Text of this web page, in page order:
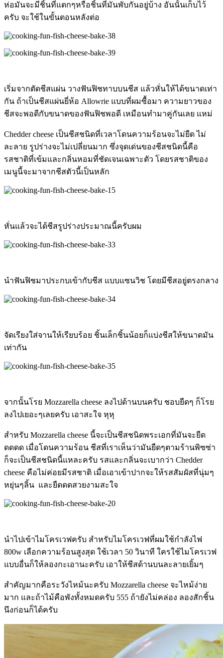
ห่อมันจะมีชิ้นที่แตกๆหรือชิ้นที่มันพับกันอยู่บ้าง อันนั้นเก็บไว้
ครับ จะใช้ในขั้นตอนหลังต่อ
เริ่มจากตัดชีสแผ่น วางฟันฟิชทาบบนชีส แล้วหั่นให้ได้ขนาดเท่า
กัน ถ้าเป็นชีสแผ่นยี่ห้อ Allowrie แบบที่ผมซื้อมา ความยาวของ
ชีสจะพอดีกับขนาดของฟันฟิชพอดี เหมือนทำมาคู่กันเลย แหม่
Chedder cheese เป็นชีสชนิดที่เวลาโดนความร้อนจะไม่ยืด ไม่
ละลาย รูปร่างจะไม่เปลี่ยนมาก ซึ่งจุดเด่นของชีสชนิดนี้คือ
รสชาติที่เข้มและกลิ่นหอมที่ชัดเจนเฉพาะตัว โดยรสชาติของ
เมนูนี้จะมาจากชีสตัวนี้เป็นหลัก
หั่นแล้วจะได้ชีสรูปร่างประมาณนี้ครับผม
นำฟันฟิชมาประกบเข้ากับชีส แบบแซนวิช โดยมีชีสอยู่ตรงกลาง
จัดเรียงใส่จานให้เรียบร้อย ชิ้นเล็กชิ้นน้อยก็แบ่งชีสให้ขนาดมัน
เท่ากัน
จากนั้นโรย Mozzarella cheese ลงไปด้านบนครับ ชอบยืดๆ ก็โรย
ลงไปเยอะๆเลยครับ เอาสะใจ หุหุ
สำหรับ Mozzarella cheese นี้จะเป็นชีสชนิดพระเอกที่มันจะยืด
ดดดด เมื่อโดนความร้อน ชีสที่เราเห็นว่ามันยืดๆตามร้านพิซซ่า
ก็จะเป็นชีสชนิดนี้แหละครับ รสและกลิ่นจะเบากว่า Chedder
cheese คือไม่ค่อยมีรสชาติ เมื่อเอาเข้าปากจะให้รสสัมผัสที่นุ่มๆ
หยุ่นๆลิ้น และยืดดดสวยงามสะใจ
นำไปเข้าไมโครเวฟครับ สำหรับไมโครเวฟที่ผมใช้กำลังไฟ
800w เลือกความร้อนสูงสุด ใช้เวลา 50 วินาที ใครใช้ไมโครเวฟ
แบบอื่นก็ให้ลองกะเอานะครับ เอาให้ชีสด้านบนละลายเยิ้มๆ
สำคัญมากคือระวังไหม้นะครับ Mozzarella cheese จะไหม้ง่าย
มาก และถ้าไม้คือพังทั้งหมดครับ 555 ถ้ายังไม่คล่อง ลองสักชิ้น
นึงก่อนก็ได้ครับ